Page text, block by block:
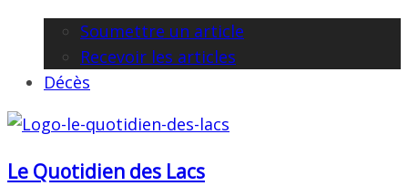
Soumettre un article
Recevoir les articles
Décès
Le Quotidien des Lacs